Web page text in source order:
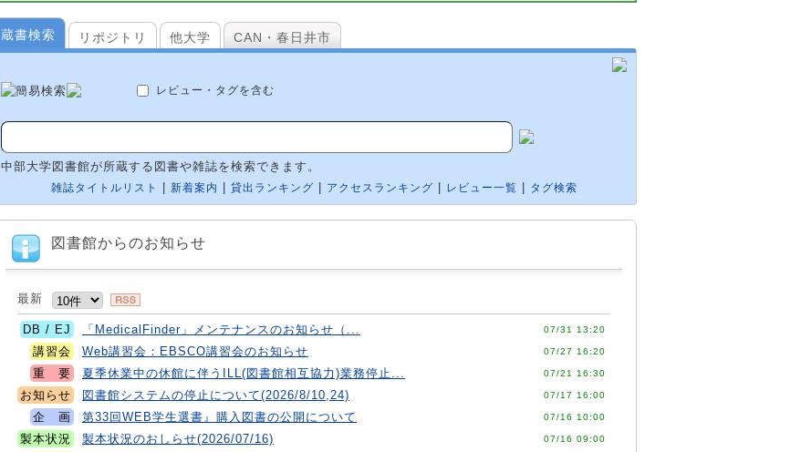
蔵書検索 リポジトリ 他大学 CAN・春日井市
レビュー・タグを含む
中部大学図書館が所蔵する図書や雑誌を検索できます。
雑誌タイトルリスト 新着案内 貸出ランキング アクセスランキング レビュー一覧 タグ検索
図書館からのお知らせ
最新
DB / EJ 「MedicalFinder」メンテナンスのお知らせ（... 07/31 13:20
講習会 Web講習会：EBSCO講習会のお知らせ 07/27 16:20
重 要 夏季休業中の休館に伴うILL(図書館相互協力)業務停止... 07/21 16:30
お知らせ 図書館システムの停止について(2026/8/10,24) 07/17 16:00
企 画 第33回WEB学生選書』購入図書の公開について 07/16 10:00
製本状況 製本状況のおしらせ(2026/07/16) 07/16 09:00